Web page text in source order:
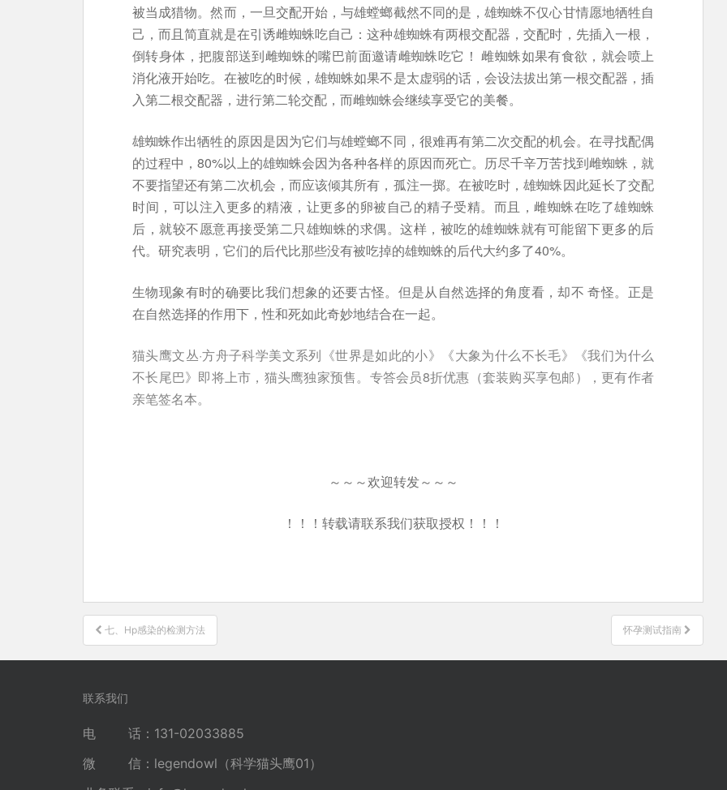
被当成猎物。然而，一旦交配开始，与雄螳螂截然不同的是，雄蜘蛛不仅心甘情愿地牺牲自
己，而且简直就是在引诱雌蜘蛛吃自己：这种雄蜘蛛有两根交配器，交配时，先插入一根，
倒转身体，把腹部送到雌蜘蛛的嘴巴前面邀请雌蜘蛛吃它！ 雌蜘蛛如果有食欲，就会喷上
消化液开始吃。在被吃的时候，雄蜘蛛如果不是太虚弱的话，会设法拔出第一根交配器，插
入第二根交配器，进行第二轮交配，而雌蜘蛛会继续享受它的美餐。
雄蜘蛛作出牺牲的原因是因为它们与雄螳螂不同，很难再有第二次交配的机会。在寻找配偶
的过程中，80%以上的雄蜘蛛会因为各种各样的原因而死亡。历尽千辛万苦找到雌蜘蛛，就
不要指望还有第二次机会，而应该倾其所有，孤注一掷。在被吃时，雄蜘蛛因此延长了交配
时间，可以注入更多的精液，让更多的卵被自己的精子受精。而且，雌蜘蛛在吃了雄蜘蛛
后，就较不愿意再接受第二只雄蜘蛛的求偶。这样，被吃的雄蜘蛛就有可能留下更多的后
代。研究表明，它们的后代比那些没有被吃掉的雄蜘蛛的后代大约多了40%。
生物现象有时的确要比我们想象的还要古怪。但是从自然选择的角度看，却不 奇怪。正是
在自然选择的作用下，性和死如此奇妙地结合在一起。
猫头鹰文丛·方舟子科学美文系列《世界是如此的小》《大象为什么不长毛》《我们为什么
不长尾巴》即将上市，猫头鹰独家预售。专答会员8折优惠（套装购买享包邮），更有作者
亲笔签名本。
～～～欢迎转发～～～
！！！转载请联系我们获取授权！！！
文
章
导
七、Hp感染的检测方法 怀孕测试指南
联系我们
电 话：131-02033885
微 信：legendowl（科学猫头鹰01）